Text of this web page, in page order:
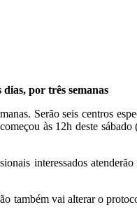
por três semanas
Serão seis centros
às 12h deste
interessados
também vai alterar o